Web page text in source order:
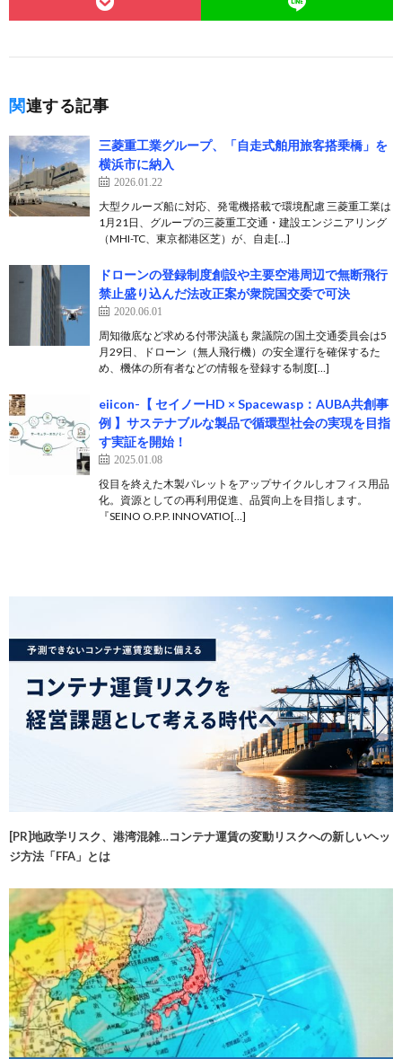
関連する記事
三菱重工業グループ、「自走式舶用旅客搭乗橋」を
横浜市に納入
2026.01.22
大型クルーズ船に対応、発電機搭載で環境配慮 三菱重工業は
1月21日、グループの三菱重工交通・建設エンジニアリング
（MHI-TC、東京都港区芝）が、自走[…]
ドローンの登録制度創設や主要空港周辺で無断飛行
禁止盛り込んだ法改正案が衆院国交委で可決
2020.06.01
周知徹底など求める付帯決議も 衆議院の国土交通委員会は5
月29日、ドローン（無人飛行機）の安全運行を確保するた
め、機体の所有者などの情報を登録する制度[…]
eiicon-【 セイノーHD × Spacewasp：AUBA共創事
例 】サステナブルな製品で循環型社会の実現を目指
す実証を開始！
2025.01.08
役目を終えた木製パレットをアップサイクルしオフィス用品
化。資源としての再利用促進、品質向上を目指します。
『SEINO O.P.P. INNOVATIO[…]
[PR]地政学リスク、港湾混雑…コンテナ運賃の変動リスクへの新しいヘッ
ジ方法「FFA」とは